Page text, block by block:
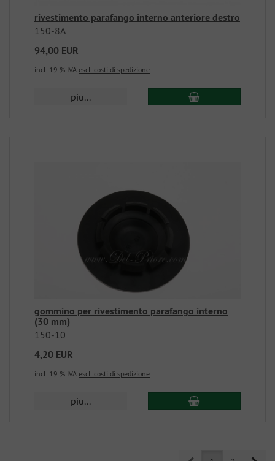
rivestimento parafango interno anteriore destro
150-8A
94,00 EUR
incl. 19 % IVA escl. costi di spedizione
piu...
gommino per rivestimento parafango interno
(30 mm)
150-10
4,20 EUR
incl. 19 % IVA escl. costi di spedizione
piu...